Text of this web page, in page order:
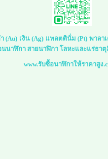
(Au) เงิน (Ag) แพลตตินั่ม (Pt) พาล
นาฬิกา สายนาฬิกา โลหะและแร่ธา
www.รับซื้อนาฬิกาให้ราคาสูง